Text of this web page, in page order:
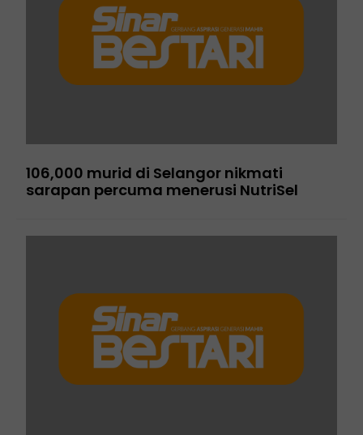
106,000 murid di Selangor nikmati
sarapan percuma menerusi NutriSel